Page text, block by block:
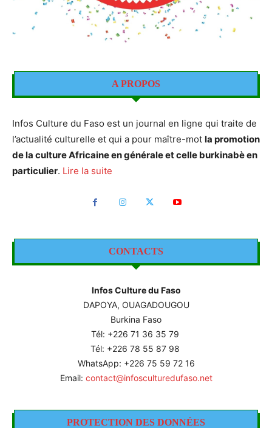
A PROPOS
Infos Culture du Faso est un journal en ligne qui traite de
l’actualité culturelle et qui a pour maître-mot la promotion
de la culture Africaine en générale et celle burkinabè en
particulier. Lire la suite
CONTACTS
Infos Culture du Faso
DAPOYA, OUAGADOUGOU
Burkina Faso
Tél: +226 71 36 35 79
Tél: +226 78 55 87 98
WhatsApp: +226 75 59 72 16
Email: contact@infosculturedufaso.net
PROTECTION DES DONNÉES